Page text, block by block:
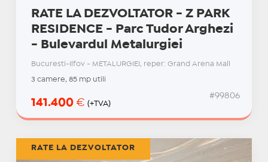
RATE LA DEZVOLTATOR - Z PARK
RESIDENCE - Parc Tudor Arghezi
- Bulevardul Metalurgiei
Bucuresti-Ilfov - METALURGIEI, reper: Grand Arena Mall
3 camere, 85 mp utili
141.400 € (+TVA)
#99806
RATE LA DEZVOLTATOR